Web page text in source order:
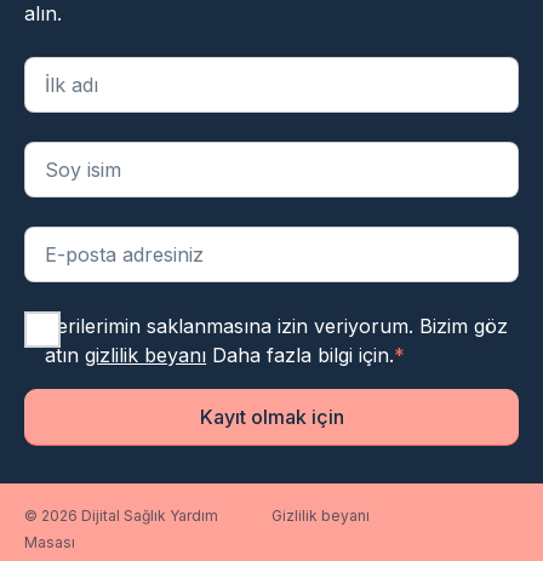
alın.
"*" zorunlu alanları belirtir
Verilerimin saklanmasına izin veriyorum. Bizim göz
atıngizlilik beyanı Daha fazla bilgi için.*
Kayıt olmak için
© 2026 Dijital Sağlık Yardım
Masası
Gizlilik beyanı